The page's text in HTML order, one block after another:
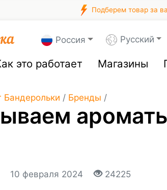
Подберем товар за
Россия Русский
это работает Магазины
Бандерольки / Бренды /
10 февраля 2024 24225